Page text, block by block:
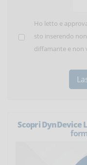
Ho letto e
sto inserendo
diffamante e non
Scopri DynDevice